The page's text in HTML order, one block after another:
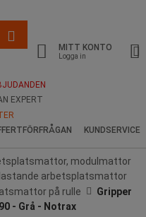
MITT KONTO
Logga in
EXPERT
KUNDSERVICE
modulmattor
arbetsplatsmattor
på rulle
Gripper
- Grå - Notrax